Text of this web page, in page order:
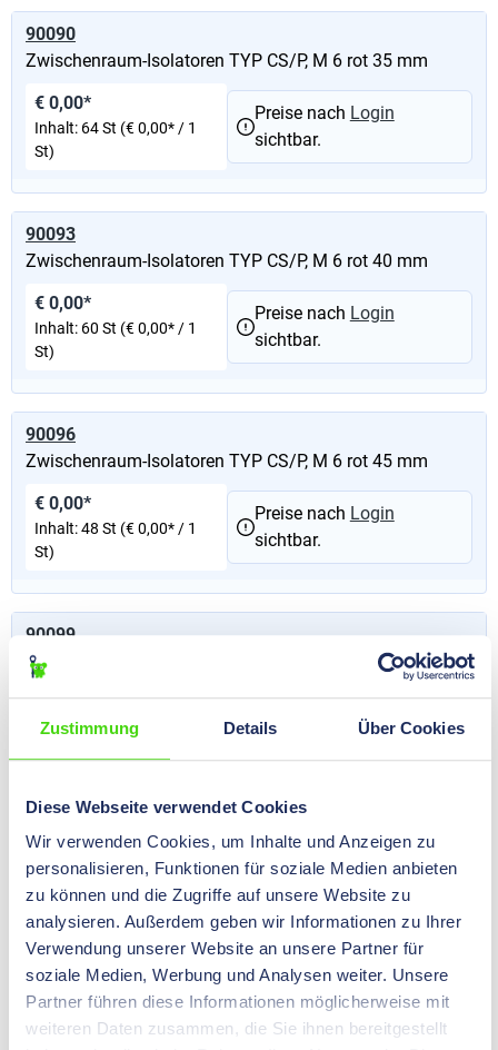
Zustimmung Details Über Cookies
Diese Webseite verwendet Cookies
Wir verwenden Cookies, um Inhalte und Anzeigen zu
personalisieren, Funktionen für soziale Medien anbieten
zu können und die Zugriffe auf unsere Website zu
analysieren. Außerdem geben wir Informationen zu Ihrer
Verwendung unserer Website an unsere Partner für
soziale Medien, Werbung und Analysen weiter. Unsere
Partner führen diese Informationen möglicherweise mit
weiteren Daten zusammen, die Sie ihnen bereitgestellt
90090
Zwischenraum-Isolatoren TYP CS/P, M 6 rot 35 mm
€ 0,00*
Inhalt: 64 St (€ 0,00* / 1
St)
Preise nach Login
sichtbar.
90093
Zwischenraum-Isolatoren TYP CS/P, M 6 rot 40 mm
€ 0,00*
Inhalt: 60 St (€ 0,00* / 1
St)
Preise nach Login
sichtbar.
90096
Zwischenraum-Isolatoren TYP CS/P, M 6 rot 45 mm
€ 0,00*
Inhalt:48 St (€ 0,00* / 1
St)
Preise nach Login
sichtbar.
90099
Zwischenraum-Isolatoren TYP CS/P, M 6 rot 50 mm
€ 0,00*
Inhalt:48 St(€ 0,00* / 1
Login
sichtbar.
90102
Zwischenraum-Isolatoren TYP CS/P, M 6 rot 55 mm
€ 0,00*
Inhalt:40 St (€ 0,00* / 1
St)
Preise nachLogin
sichtbar.
90105